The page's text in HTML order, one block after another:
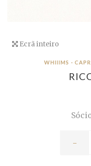
Ecrã inteiro
WHIIIMS -
-